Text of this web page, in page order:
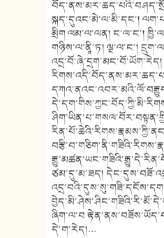
སྐད་དུའང་མེ་ལ་མི་དང་།
མྲིག ལམ་ལ་ལན། ང་ལ་ང་།
གཉིས་ལ་ནཱི་ཏ། ལྔ་ལ་ང་།
ཙམ་དུ་མ་ཟད།
ཞིག་ལ་བ
དེ་ག་རེད།…